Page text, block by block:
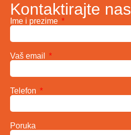
Kontaktirajte nas
Ime i prezime
Vaš email
Telefon
Poruka